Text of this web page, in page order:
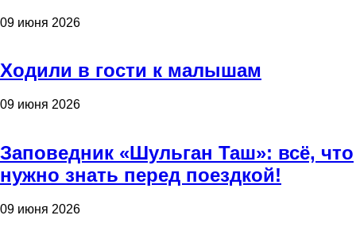
09 июня 2026
Ходили в гости к малышам
09 июня 2026
Заповедник «Шульган Таш»: всё, что
нужно знать перед поездкой!
09 июня 2026